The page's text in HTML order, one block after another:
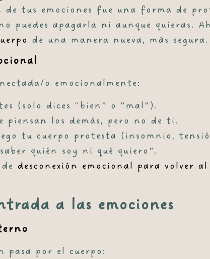
de tus emociones fue una forma de
puedes apagarla ni aunque quieras.
de una manera nueva, más segura.
o emocionalmente:
(solo dices “bien” o “mal”).
los demás, pero no de ti.
tu cuerpo protesta (insomnio,
quién soy ni qué quiero”.
desconexión emocional para volver al
a las emociones
pasa por el cuerpo: